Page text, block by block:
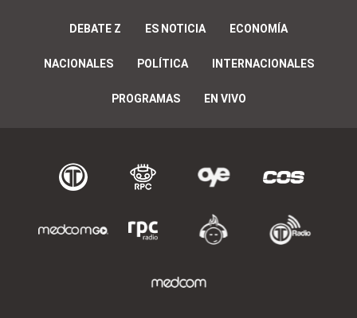
DEBATE Z ES NOTICIA ECONOMÍA
NACIONALES POLÍTICA INTERNACIONALES
PROGRAMAS EN VIVO